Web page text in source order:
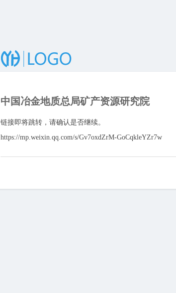
中国冶金地质总局矿产资源研究院
链接即将跳转，请确认是否继续。
https://mp.weixin.qq.com/s/Gv7oxdZrM-GoCqkleYZr7w